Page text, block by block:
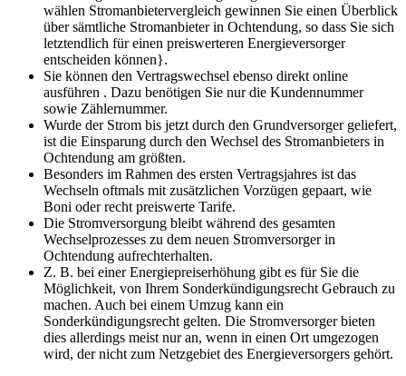
wählen Stromanbietervergleich gewinnen Sie einen Überblick
über sämtliche Stromanbieter in Ochtendung, so dass Sie sich
letztendlich für einen preiswerteren Energieversorger
entscheiden können}.
Sie können den Vertragswechsel ebenso direkt online
ausführen . Dazu benötigen Sie nur die Kundennummer
sowie Zählernummer.
Wurde der Strom bis jetzt durch den Grundversorger geliefert,
ist die Einsparung durch den Wechsel des Stromanbieters in
Ochtendung am größten.
Besonders im Rahmen des ersten Vertragsjahres ist das
Wechseln oftmals mit zusätzlichen Vorzügen gepaart, wie
Boni oder recht preiswerte Tarife.
Die Stromversorgung bleibt während des gesamten
Wechselprozesses zu dem neuen Stromversorger in
Ochtendung aufrechterhalten.
Z. B. bei einer Energiepreiserhöhung gibt es für Sie die
Möglichkeit, von Ihrem Sonderkündigungsrecht Gebrauch zu
machen. Auch bei einem Umzug kann ein
Sonderkündigungsrecht gelten. Die Stromversorger bieten
dies allerdings meist nur an, wenn in einen Ort umgezogen
wird, der nicht zum Netzgebiet des Energieversorgers gehört.